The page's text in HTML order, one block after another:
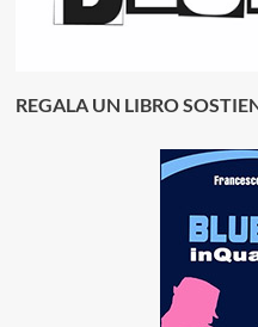
REGALA UN LIBRO